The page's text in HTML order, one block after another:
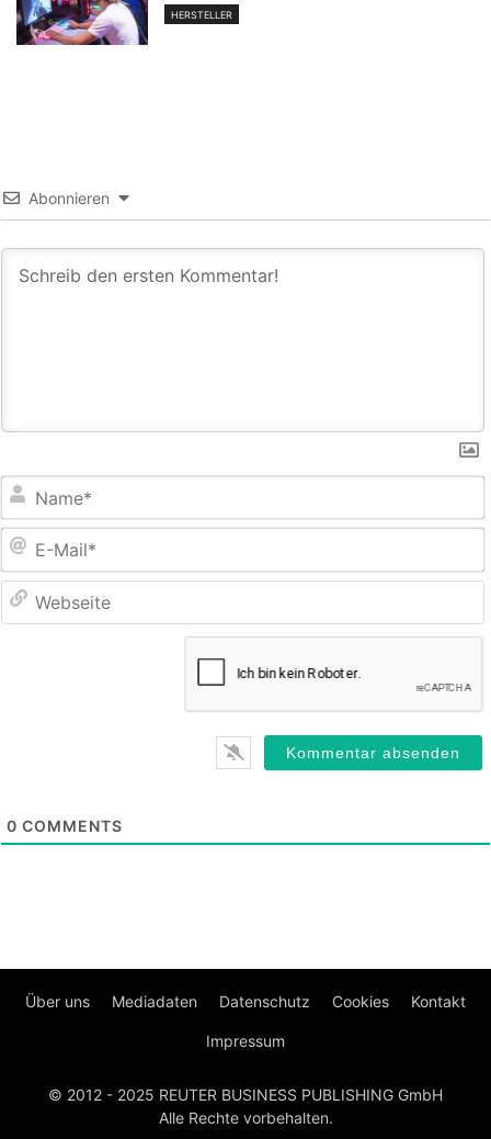
HERSTELLER
Abonnieren
0 COMMENTS
Über uns Mediadaten Datenschutz Cookies Kontakt
Impressum
© 2012 - 2025 REUTER BUSINESS PUBLISHING GmbH
Alle Rechte vorbehalten.